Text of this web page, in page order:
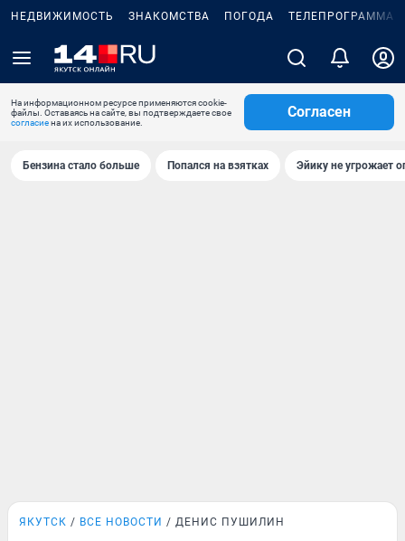
НЕДВИЖИМОСТЬ ЗНАКОМСТВА ПОГОДА ТЕЛЕПРОГРАММА
На информационном ресурсе применяются cookie-
файлы. Оставаясь на сайте, вы подтверждаете свое
согласиена их использование.
Согласен
Бензина стало больше Попался на взятках Эйику не угрожает
ЯКУТСК ВСЕ НОВОСТИ ДЕНИС ПУШИЛИН